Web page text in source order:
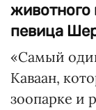
животного
певица
«Самый
Каваан,
зоопарке и